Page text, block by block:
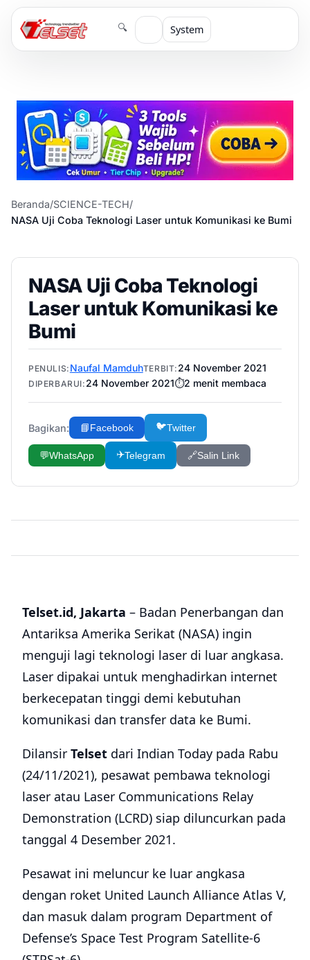
🔍 System
Beranda/SCIENCE-TECH/
NASA Uji Coba Teknologi Laser untuk Komunikasi ke Bumi
NASA Uji Coba Teknologi
Laser untuk Komunikasi ke
Bumi
PENULIS: Naufal MamduhTERBIT: 24 November 2021
DIPERBARUI: 24 November 2021⏱️2 menit membaca
Bagikan: 📘Facebook 🐦Twitter
💬WhatsApp ✈️Telegram 🔗Salin Link
Telset.id, Jakarta – Badan Penerbangan dan
Antariksa Amerika Serikat (NASA) ingin
menguji lagi teknologi laser di luar angkasa.
Laser dipakai untuk menghadirkan internet
berkecepatan tinggi demi kebutuhan
komunikasi dan transfer data ke Bumi.
Dilansir Telset dari Indian Today pada Rabu
(24/11/2021), pesawat pembawa teknologi
laser atau Laser Communications Relay
Demonstration (LCRD) siap diluncurkan pada
tanggal 4 Desember 2021.
Pesawat ini meluncur ke luar angkasa
dengan roket United Launch Alliance Atlas V,
dan masuk dalam program Department of
Defense’s Space Test Program Satellite-6